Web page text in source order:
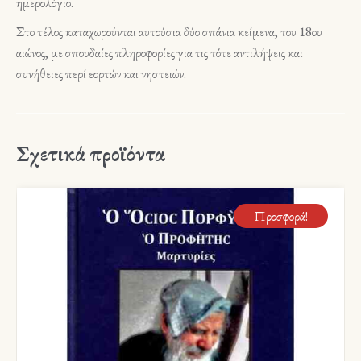
Στο τέλος καταχωρούνται αυτούσια δύο σπάνια κείμενα, του 18ου
αιώνος, με σπουδαίες πληροφορίες για τις τότε αντιλήψεις και
συνήθειες περί εορτών και νηστειών.
Σχετικά προϊόντα
Προσφορά!